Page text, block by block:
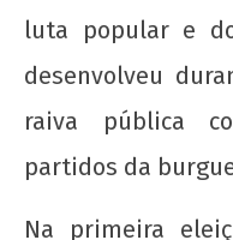
luta popular e
desenvolveu
raiva pública
partidos da
Na primeira